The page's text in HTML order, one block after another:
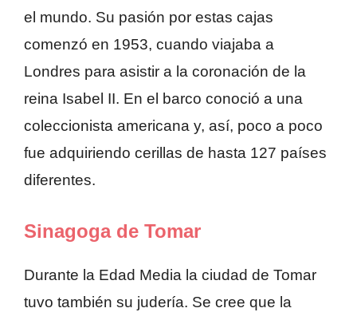
el mundo. Su pasión por estas cajas
comenzó en 1953, cuando viajaba a
Londres para asistir a la coronación de la
reina Isabel II. En el barco conoció a una
coleccionista americana y, así, poco a poco
fue adquiriendo cerillas de hasta 127 países
diferentes.
Sinagoga de Tomar
Durante la Edad Media la ciudad de Tomar
tuvo también su judería. Se cree que la